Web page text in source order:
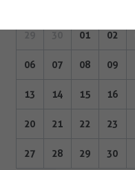
01 02
06 07 08 09
13 14 15 16
20 21 22 23
27 28 29 30